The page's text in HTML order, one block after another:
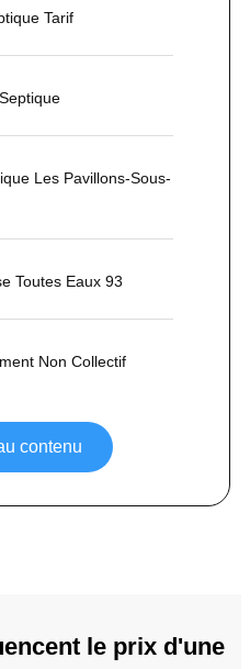
Tarif
Les Pavillons-Sous-
Toutes Eaux 93
Non Collectif
contenu
le prix d'une